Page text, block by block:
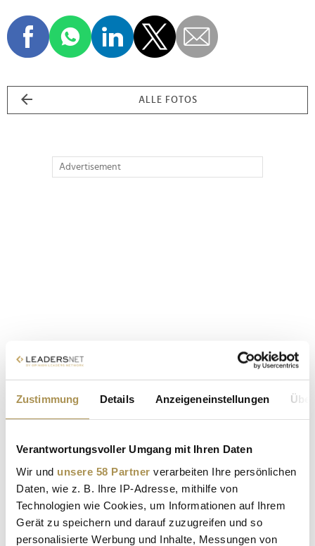
Zustimmung Details Anzeigeneinstellungen
Verantwortungsvoller Umgang mit Ihren Daten
Wir und unsere 58 Partner verarbeiten Ihre persönlichen
Daten, wie z. B. Ihre IP-Adresse, mithilfe von
Technologien wie Cookies, um Informationen auf Ihrem
Gerät zu speichern und darauf zuzugreifen und so
personalisierte Werbung und Inhalte, Messungen von
ALLE FOTOS
Advertisement